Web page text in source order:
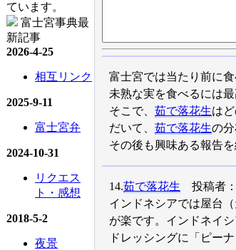
ています。
富士宮事典最
新記事
2026-4-25
相互リンク
2025-9-11
富士宮弁
2024-10-31
リクエス
ト・感想
2018-5-2
夜景
富士宮では当たり前に
未熟な実を食べるには
そこで、 茹で落花生は
だいて、 茹で落花生の分
その後も興味ある報告
14.茹で落花生 投稿者
インドネシアでは屋台
が楽です。インドネイ
ドレッシングに「ピー